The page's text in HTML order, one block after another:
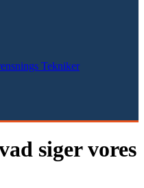
Tekniker
siger vores